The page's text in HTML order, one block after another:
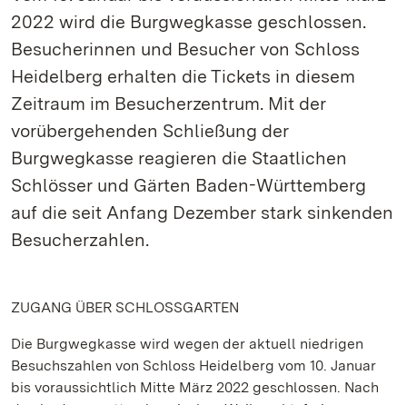
2022 wird die Burgwegkasse geschlossen.
Besucherinnen und Besucher von Schloss
Heidelberg erhalten die Tickets in diesem
Zeitraum im Besucherzentrum. Mit der
vorübergehenden Schließung der
Burgwegkasse reagieren die Staatlichen
Schlösser und Gärten Baden-Württemberg
auf die seit Anfang Dezember stark sinkenden
Besucherzahlen.
ZUGANG ÜBER SCHLOSSGARTEN
Die Burgwegkasse wird wegen der aktuell niedrigen
Besuchszahlen von Schloss Heidelberg vom 10. Januar
bis voraussichtlich Mitte März 2022 geschlossen. Nach